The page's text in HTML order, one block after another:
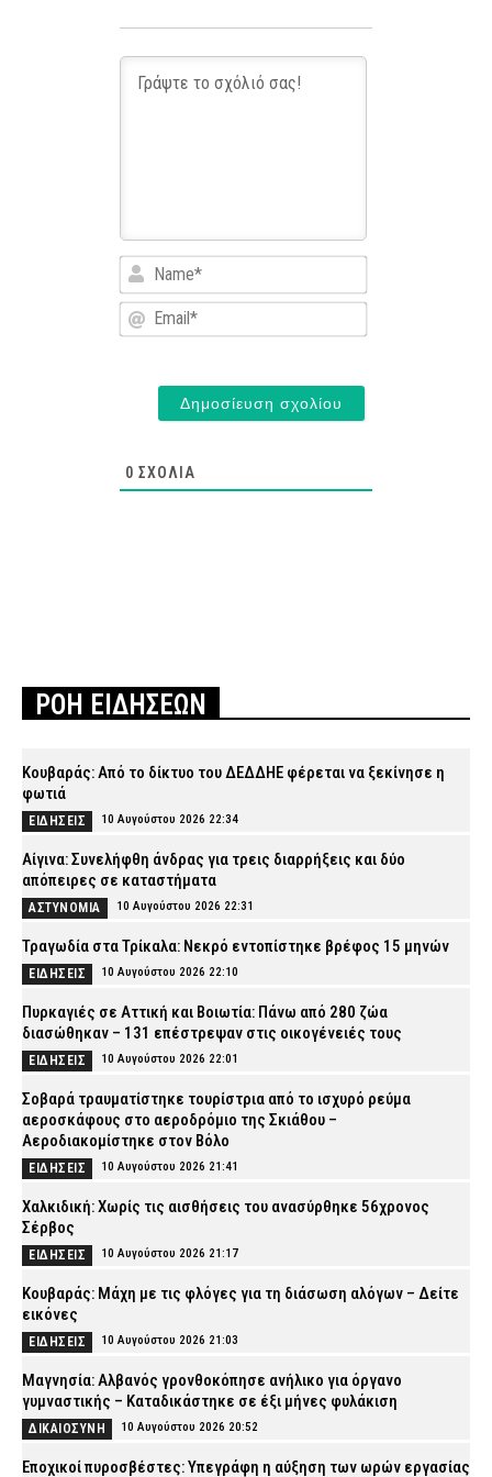
Name*
Email*
0 ΣΧΌΛΙΑ
ΡΟΗ ΕΙΔΗΣΕΩΝ
Κουβαράς: Από το δίκτυο του ΔΕΔΔΗΕ φέρεται να ξεκίνησε η
φωτιά
ΕΙΔΗΣΕΙΣ 10 Αυγούστου 2026 22:34
Αίγινα: Συνελήφθη άνδρας για τρεις διαρρήξεις και δύο
απόπειρες σε καταστήματα
ΑΣΤΥΝΟΜΙΑ 10 Αυγούστου 2026 22:31
Τραγωδία στα Τρίκαλα: Νεκρό εντοπίστηκε βρέφος 15 μηνών
ΕΙΔΗΣΕΙΣ 10 Αυγούστου 2026 22:10
Πυρκαγιές σε Αττική και Βοιωτία: Πάνω από 280 ζώα
διασώθηκαν – 131 επέστρεψαν στις οικογένειές τους
ΕΙΔΗΣΕΙΣ 10 Αυγούστου 2026 22:01
Σοβαρά τραυματίστηκε τουρίστρια από το ισχυρό ρεύμα
αεροσκάφους στο αεροδρόμιο της Σκιάθου –
Αεροδιακομίστηκε στον Βόλο
ΕΙΔΗΣΕΙΣ 10 Αυγούστου 2026 21:41
Χαλκιδική: Χωρίς τις αισθήσεις του ανασύρθηκε 56χρονος
Σέρβος
ΕΙΔΗΣΕΙΣ 10 Αυγούστου 2026 21:17
Κουβαράς: Μάχη με τις φλόγες για τη διάσωση αλόγων – Δείτε
εικόνες
ΕΙΔΗΣΕΙΣ 10 Αυγούστου 2026 21:03
Μαγνησία: Αλβανός γρονθοκόπησε ανήλικο για όργανο
γυμναστικής – Καταδικάστηκε σε έξι μήνες φυλάκιση
ΔΙΚΑΙΟΣΥΝΗ 10 Αυγούστου 2026 20:52
Εποχικοί πυροσβέστες: Υπεγράφη η αύξηση των ωρών εργασίας